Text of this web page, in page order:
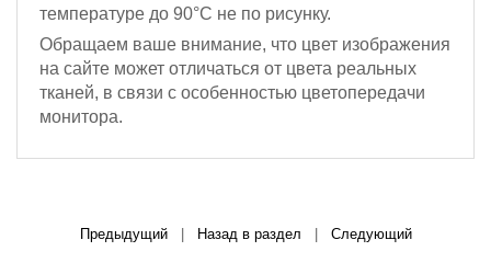
температуре до 90°С не по рисунку.
Обращаем ваше внимание, что цвет изображения
на сайте может отличаться от цвета реальных
тканей, в связи с особенностью цветопередачи
монитора.
Предыдущий| Назад в раздел Следующий